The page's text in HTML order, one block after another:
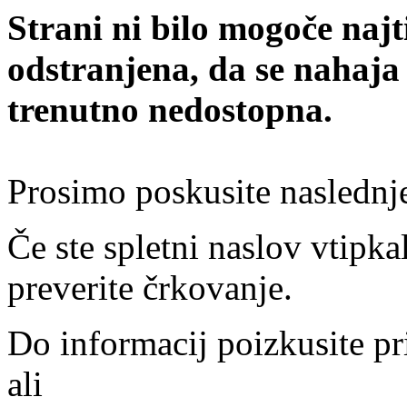
Strani ni bilo mogoče
odstranjena, da se
trenutno nedostopna.
Prosimo poskusite
Če ste spletni naslov
preverite črkovanje.
Do informacij poizkusite
ali